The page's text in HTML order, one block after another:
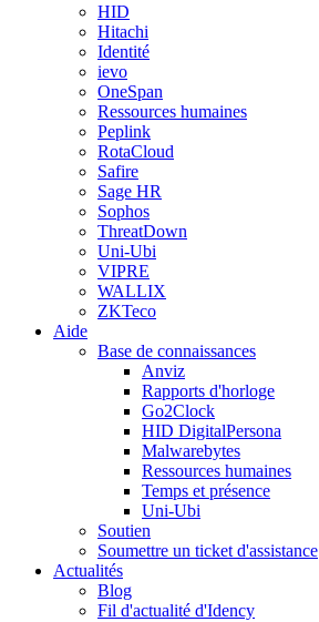
HID
Hitachi
Identité
ievo
OneSpan
Ressources humaines
Peplink
RotaCloud
Safire
Sage HR
Sophos
ThreatDown
Uni-Ubi
VIPRE
WALLIX
ZKTeco
Aide
Base de connaissances
Anviz
Rapports d'horloge
Go2Clock
HID DigitalPersona
Malwarebytes
Ressources humaines
Temps et présence
Uni-Ubi
Soutien
Soumettre un ticket d'assistance
Actualités
Blog
Fil d'actualité d'Idency